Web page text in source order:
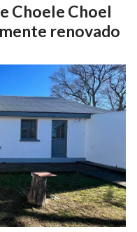
Choele Choel
renovado